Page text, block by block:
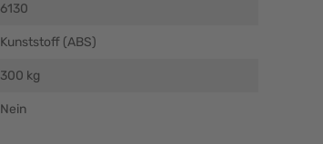
6130
Kunststoff (ABS)
300 kg
Nein